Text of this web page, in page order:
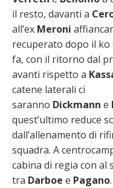
il resto, davanti a
all’ex Meroni
recuperato dopo il ko
fa, con il ritorno dal
avanti rispetto a
catene laterali ci
saranno Dickmann e
quest’ultimo reduce
dall’allenamento di
squadra. A
cabina di regia con al
tra Darboe e Pagano.